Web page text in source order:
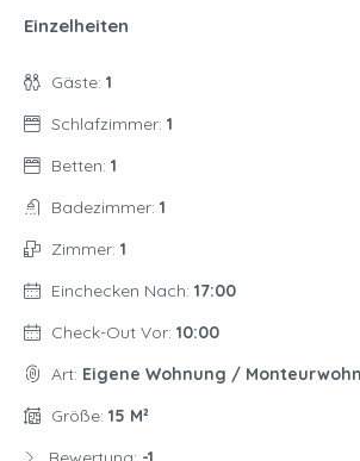
Einzelheiten
Gäste: 1
Schlafzimmer: 1
Betten: 1
Badezimmer: 1
Zimmer: 1
Einchecken Nach: 17:00
Check-Out Vor: 10:00
Art: Eigene Wohnung /
Größe: 15 M²